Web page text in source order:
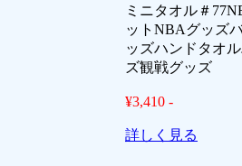
ミニタオル＃
ットNBAグッズ
ッズハンドタオ
ズ観戦グッズ
¥3,410 -
詳しく見る